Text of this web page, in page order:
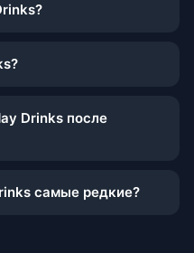
Drinks после
самые редкие?